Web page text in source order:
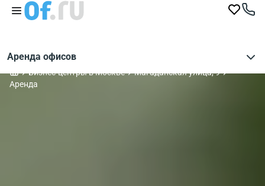
Аренда офисов
Бизнес-центры в Москве
Магаданская улица, 9
Аренда